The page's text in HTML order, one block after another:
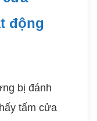
động
bị đánh
tấm cửa